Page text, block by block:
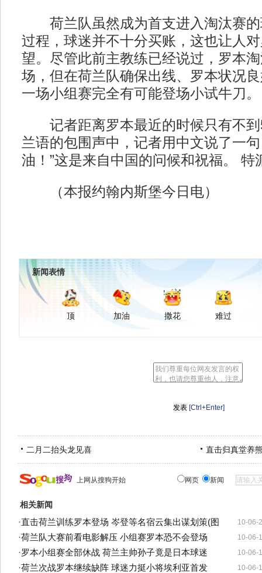
荷兰队虽然成为首支进入淘汰赛的
过程，球迷并不十分买账，这也让人
望。尽管此前主教练已经说过，罗本
场，但在荷兰队确保出线、罗本状况
一场小组赛完全有可能登场小试牛刀。
记者距离罗本最近的时候只有不到
兰语的包围声中，记者用中文说了一
油！”这是来自中国的问候和祝福。
（本报约翰内斯堡今日电）
新闻表情
顶 加油 撒花 难过
[Ctrl+Enter]
二月二抬头龙见喜 直击归真堂养
上网从搜狗开始 网页 新闻
相关新闻
10-06-
·直击荷兰训练罗本登场 岑登等名宿云集出谋划策(图
10-06-
·荷兰队大赛前看电影解压 小组赛罗本恐不会登场
10-06-
·罗本小组赛全部休战 荷兰主帅孙子竟是日本球迷
10-06-
·荷兰次战罗本继续缺阵 球迷力挺小将埃利亚首发